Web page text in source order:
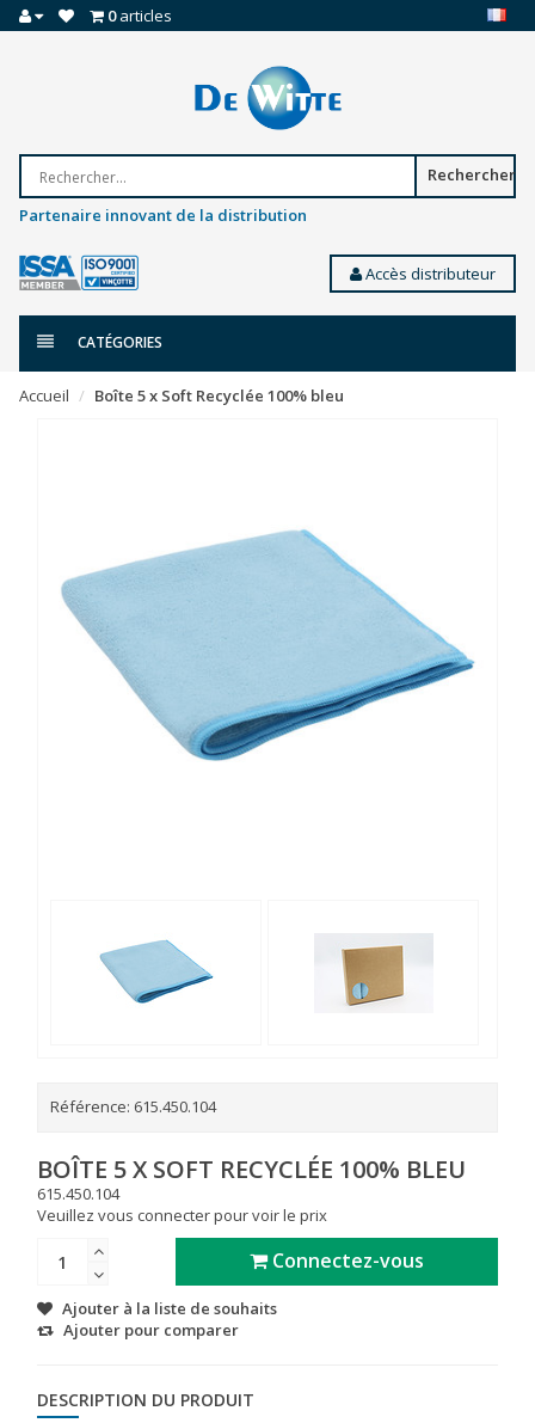
0articles
Rechercher
Partenaire innovant de la distribution
Accès distributeur
CATÉGORIES
Accueil Boîte 5 x Soft Recyclée 100% bleu
Référence: 615.450.104
BOÎTE 5 X SOFT RECYCLÉE 100% BLEU
615.450.104
Veuillez vous connecter pour voir le prix
Connectez-vous
Ajouter à la liste de souhaits
Ajouter pour comparer
DESCRIPTION DU PRODUIT